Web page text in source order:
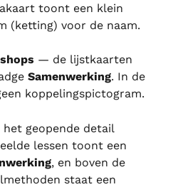
toont een klein
(ketting) voor de naam.
— de lijstkaarten
Samenwerking. In de
koppelingspictogram.
geopende detail
lessen toont een
, en boven de
staat een